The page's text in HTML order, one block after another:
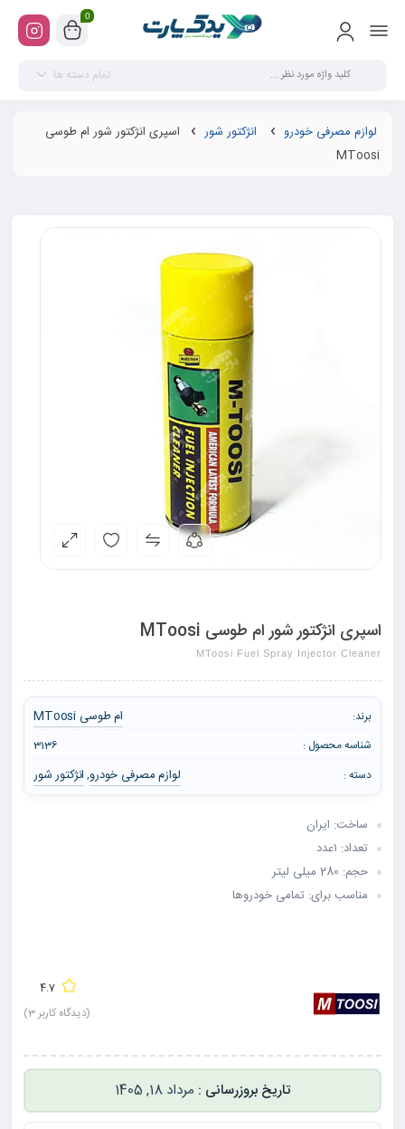
0
تمام دسته ها
لوازم مصرفی خودرو انژکتور شور
اسپری انژکتور شور ام طوسی
MToosi
اسپری انژکتور شور ام طوسی MToosi
MToosi Fuel Spray Injector Cleaner
برند: ام طوسی MToosi
شناسه محصول :
3136
دسته :
لوازم مصرفی خودرو, انژکتور شور
ساخت: ایران
تعداد: ۱عدد
حجم: 280 میلی لیتر
مناسب برای: تمامی خودروها
4.7
(دیدگاه کاربر3
)
مرداد 18, 1405